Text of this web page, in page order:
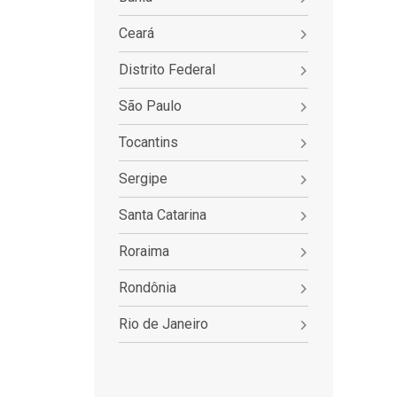
Ceará
Distrito Federal
São Paulo
Tocantins
Sergipe
Santa Catarina
Roraima
Rondônia
Rio de Janeiro